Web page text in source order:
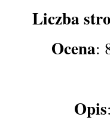
Liczba
Ocena:
Opis